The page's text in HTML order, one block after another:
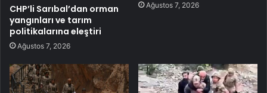
CHP’li Sarıbal’dan orman
yangınları ve tarım
politikalarına eleştiri
Ağustos 7, 2026
Ağustos 7, 2026